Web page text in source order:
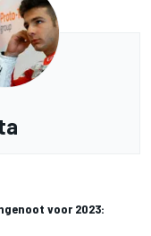
voor 2023: